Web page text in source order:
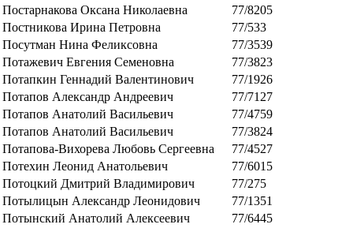
Постарнакова Оксана Николаевна
77/8205
Постникова Ирина Петровна
77/533
Посутман Нина Феликсовна
77/3539
Потажевич Евгения Семеновна
77/3823
Потапкин Геннадий Валентинович
77/1926
Потапов Александр Андреевич
77/7127
Потапов Анатолий Васильевич
77/4759
Потапов Анатолий Васильевич
77/3824
Потапова-Вихорева Любовь Сергеевна
77/4527
Потехин Леонид Анатольевич
77/6015
Потоцкий Дмитрий Владимирович
77/275
Потылицын Александр Леонидович
77/1351
Потынский Анатолий Алексеевич
77/6445